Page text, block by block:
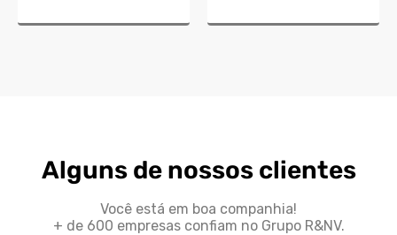
Alguns de nossos clientes
Você está em boa companhia!
+ de 600 empresas confiam no Grupo R&NV.